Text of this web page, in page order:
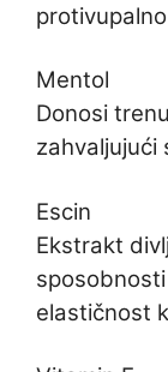
Mentol
Donosi
zahvaljujući
Escin
Ekstrakt
elastičnost